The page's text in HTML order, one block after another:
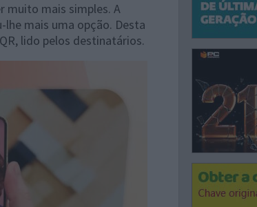
muito mais simples. A
lhe mais uma opção. Desta
lido pelos destinatários.